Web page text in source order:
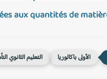
الأولى باكالوريا التعليم الثانوي